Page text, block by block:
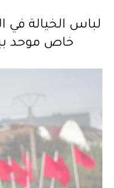
لباس الخيالة في
خاص موحد